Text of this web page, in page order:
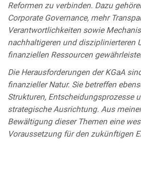
Reformen zu verbinden. Dazu
Corporate Governance, mehr
Verantwortlichkeiten sowie
nachhaltigeren und disziplinierteren
finanziellen Ressourcen
Die Herausforderungen der KGaA
finanzieller Natur. Sie betreffen
Strukturen, Entscheidungsprozesse
strategische Ausrichtung. Aus
Bewältigung dieser Themen eine
Voraussetzung für den zukünftigen